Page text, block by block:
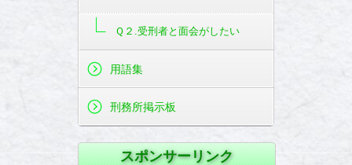
Ｑ２.受刑者と面会がしたい
用語集
刑務所掲示板
スポンサーリンク